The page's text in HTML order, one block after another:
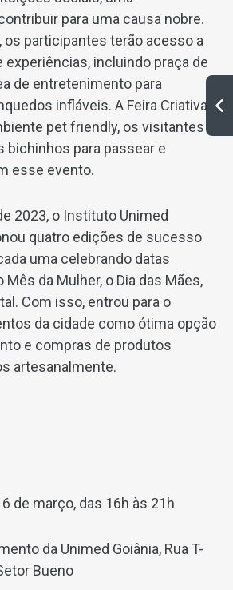
para uma causa nobre.
os participantes terão acesso a
experiências, incluindo praça de
de entretenimento para
infláveis. A Feira Criativa
pet friendly, os visitantes
bichinhos para passear e
esse evento.
2023, o Instituto Unimed
quatro edições de sucesso
uma celebrando datas
da Mulher, o Dia das Mães,
Com isso, entrou para o
da cidade como ótima opção
e compras de produtos
artesanalmente.
de março, das 16h às 21h
da Unimed Goiânia, Rua T-
Bueno